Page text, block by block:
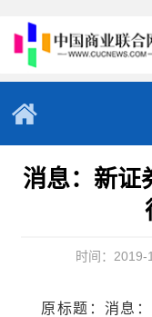
消息：新证
时间：
原标题：消息